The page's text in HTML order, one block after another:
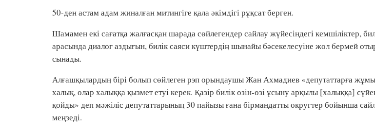
50-ден астам адам жиналған митингіге қала әкімдігі рұқсат берген.
Шамамен екі сағатқа жалғасқан шарада сөйлегендер сайлау жүйесіндегі кемшіліктер,
арасында диалог аздығын, билік саяси күштердің шынайы бәсекелесуіне жол бермей
сынады.
Алғашқылардың бірі болып сөйлеген рэп орындаушы Жан Ахмадиев «депутаттарға
халық, олар халыққа қызмет етуі керек. Қазір билік өзін-өзі ұсыну арқылы [халыққа]
қойды» деп мәжіліс депутаттарының 30 пайызы ғана бірмандатты округтер бойынша
меңзеді.